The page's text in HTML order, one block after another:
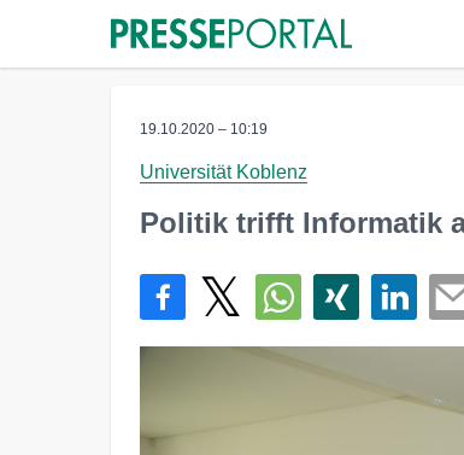
19.10.2020 – 10:19
Universität Koblenz
Politik trifft Informatik